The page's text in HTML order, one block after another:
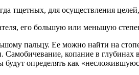
тщетных, для осуществления
его большую или меньшую
пальцу. Ее можно найти на
копание в глубинах
будут определять как